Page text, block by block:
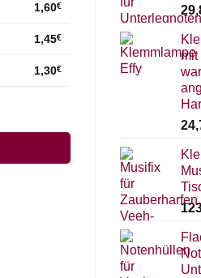
mit
1,60€
1,45€
1,30€